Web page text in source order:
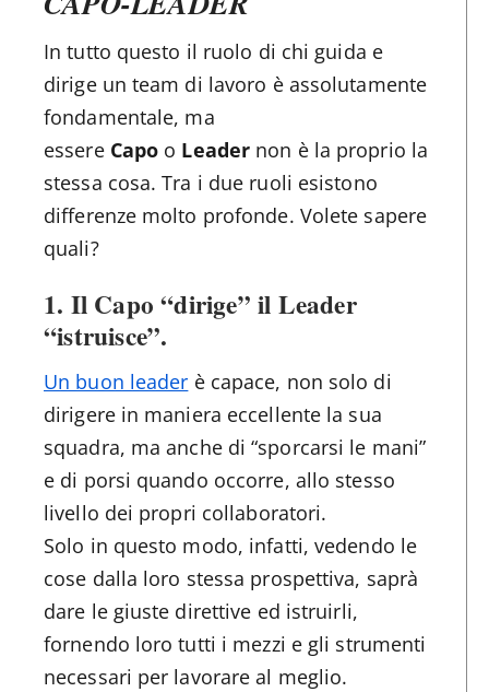
In tutto questo il ruolo di chi guida e
dirige un team di lavoro è assolutamente
fondamentale, ma
essere Capo o Leader non è la proprio la
stessa cosa. Tra i due ruoli esistono
differenze molto profonde. Volete sapere
quali?
1. Il Capo “dirige” il Leader
“istruisce”.
Un buon leader è capace, non solo di
dirigere in maniera eccellente la sua
squadra, ma anche di “sporcarsi le mani”
e di porsi quando occorre, allo stesso
livello dei propri collaboratori.
Solo in questo modo, infatti, vedendo le
cose dalla loro stessa prospettiva, saprà
dare le giuste direttive ed istruirli,
fornendo loro tutti i mezzi e gli strumenti
necessari per lavorare al meglio.